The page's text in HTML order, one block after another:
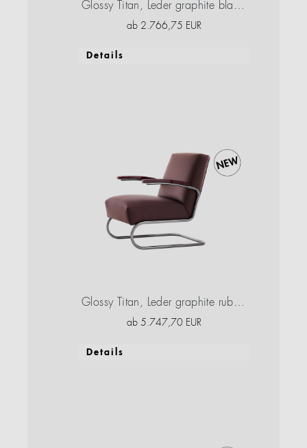
Glossy Titan, Leder graphite black, Hochglanzlack
ab 2.766,75 EUR
Details
Glossy Titan, Leder graphite ruby red, Buche graphite ruby red, Hochglanzlack
ab 5.747,70 EUR
Details